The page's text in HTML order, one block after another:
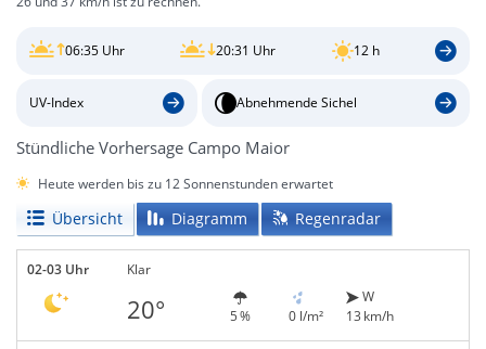
06:35 Uhr 20:31 Uhr 12 h
UV-Index Abnehmende Sichel
Stündliche Vorhersage Campo Maior
Heute werden bis zu 12 Sonnenstunden erwartet
Übersicht Diagramm Regenradar
02-03 Uhr Klar
20° 5 % 0 l/m²
W
13 km/h